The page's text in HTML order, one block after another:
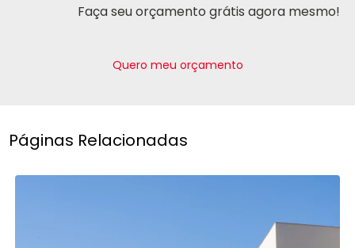
Faça seu orçamento grátis agora mesmo!
Quero meu orçamento
Páginas Relacionadas